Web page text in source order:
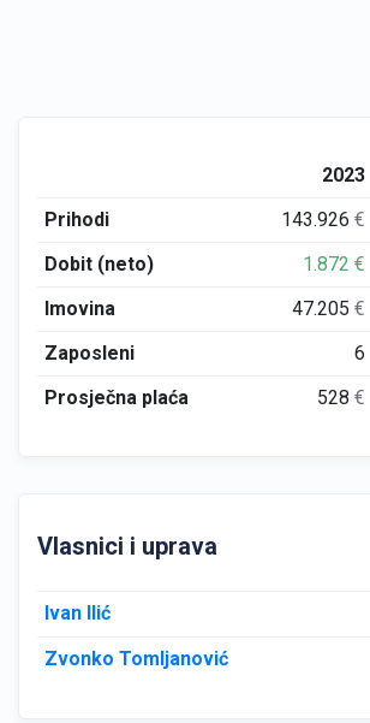
2023
Prihodi
143.926€
Dobit (neto)
1.872€
Imovina
47.205€
Zaposleni
6
Prosječna plaća
528€
Vlasnici i uprava
Ivan Ilić
Zvonko Tomljanović